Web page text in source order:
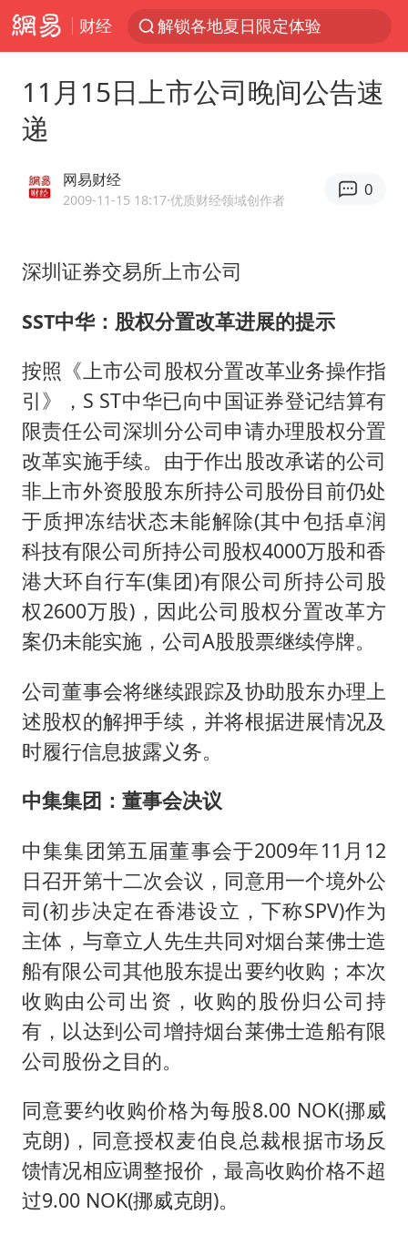
财经
解锁各地夏日限定体验
视频丨中国东方电气集团原党组副书记、董事宋致远被查
四川宜宾市珙县发生3.4级地震
香港宏福苑火灾或由烟头引起
浙江台州《告全体市民书》
周末打虎 宋致远被查
郑丽文：台湾从来没有“独立”过
刘浩存百花奖开幕式红裙起舞
女子网购名牌包发现是自己丢的那只
女儿为争财产堵门阻挠父亲出殡
万岁山接盘烂尾恒大文旅城
戚薇谈把脸交给AI
多个明星演唱会取消
习近平心系体育强国建设
11月15日上市公司晚间公告速
递
网易财经
2009-11-15 18:17·优质财经领域创作者
0
深圳证券交易所上市公司
SST中华：股权分置改革进展的提示
按照《上市公司股权分置改革业务操作指
引》，S ST中华已向中国证券登记结算有
限责任公司深圳分公司申请办理股权分置
改革实施手续。由于作出股改承诺的公司
非上市外资股股东所持公司股份目前仍处
于质押冻结状态未能解除(其中包括卓润
科技有限公司所持公司股权4000万股和香
港大环自行车(集团)有限公司所持公司股
权2600万股)，因此公司股权分置改革方
案仍未能实施，公司A股股票继续停牌。
公司董事会将继续跟踪及协助股东办理上
述股权的解押手续，并将根据进展情况及
时履行信息披露义务。
中集集团：董事会决议
中集集团第五届董事会于2009年11月12
日召开第十二次会议，同意用一个境外公
司(初步决定在香港设立，下称SPV)作为
主体，与章立人先生共同对烟台莱佛士造
船有限公司其他股东提出要约收购；本次
收购由公司出资，收购的股份归公司持
有，以达到公司增持烟台莱佛士造船有限
公司股份之目的。
同意要约收购价格为每股8.00 NOK(挪威
克朗)，同意授权麦伯良总裁根据市场反
馈情况相应调整报价，最高收购价格不超
过9.00 NOK(挪威克朗)。